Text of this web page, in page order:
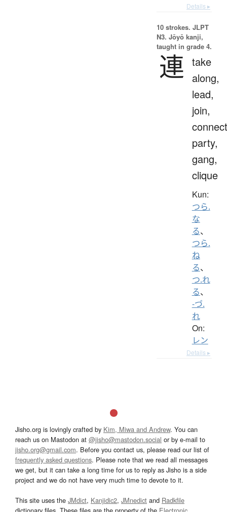
Details ▸
10 strokes. JLPT
N3. Jōyō kanji,
taught in grade 4.
連 take
along,
lead,
join,
party,
gang,
clique
Kun:
つら.
な
る、
つら.
ね
る、
つ.れ
る、
-づ.
れ
On:
レン
Details ▸
Jisho.org is lovingly crafted by Kim, Miwa and Andrew. You can
reach us on Mastodon at @jisho@mastodon.social or by e-mail to
jisho.org@gmail.com. Before you contact us, please read our list of
frequently asked questions. Please note that we read all messages
we get, but it can take a long time for us to reply as Jisho is a side
project and we do not have very much time to devote to it.
This site uses the JMdict, Kanjidic2, JMnedict and Radkfile